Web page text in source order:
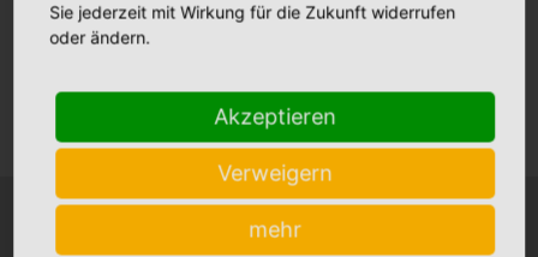
Babyalbum
Stationäre Pflege
Sie jederzeit mit Wirkung für die Zukunft widerrufen
oder ändern.
Akzeptieren
Verweigern
mehr